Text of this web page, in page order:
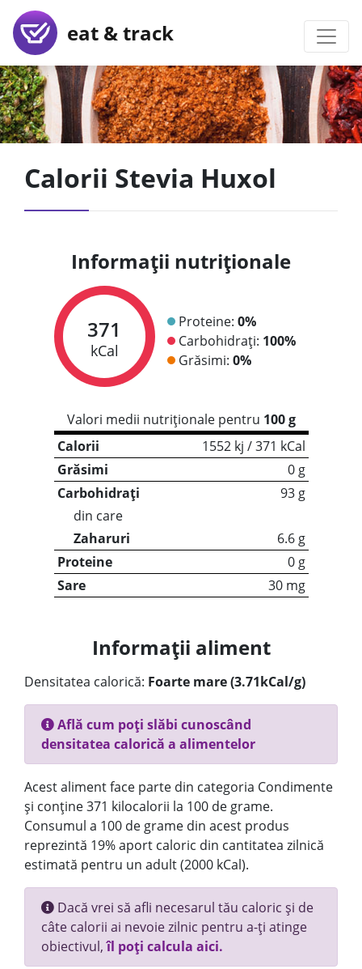
eat & track
Calorii Stevia Huxol
Informații nutriționale
371
kCal
Proteine: 0%
Carbohidrați: 100%
Grăsimi: 0%
Valori medii nutriționale pentru 100 g
Calorii
1552 kj / 371 kCal
Grăsimi
0 g
Carbohidrați
93 g
din care
Zaharuri
6.6 g
Proteine
0 g
Sare
30 mg
Informații aliment
Densitatea calorică: Foarte mare (3.71kCal/g)
Află cum poți slăbi cunoscând
densitatea calorică a alimentelor
Acest aliment face parte din categoria Condimente
și conține 371 kilocalorii la 100 de grame.
Consumul a 100 de grame din acest produs
reprezintă 19% aport caloric din cantitatea zilnică
estimată pentru un adult (2000 kCal).
Dacă vrei să afli necesarul tău caloric și de
câte calorii ai nevoie zilnic pentru a-ți atinge
obiectivul,îl poți calcula aici.